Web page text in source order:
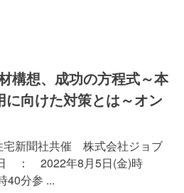
構想、成功の方程式～本
向けた対策とは～オン
新聞社共催 株式会社ジョブ
： 2022年8月5日(金)時
分参 ...